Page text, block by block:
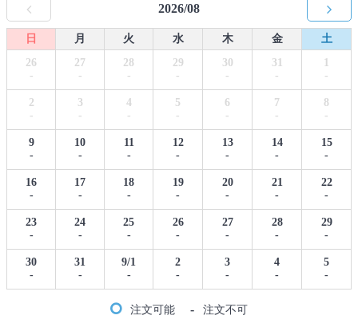
2026/08
日 月 火 水 木 金
土
26
-
27
-
28
-
29
-
30
-
31
-
1
-
2
-
3
-
4
-
5
-
6
-
7
-
8
-
9
-
10
-
11
-
12
-
13
-
14
-
15
-
16
-
17
-
18
-
19
-
20
-
21
-
22
-
23
-
24
-
25
-
26
-
27
-
28
-
29
-
30
-
31
-
9/1
-
2
-
3
-
4
-
5
-
注文可能 - 注文不可